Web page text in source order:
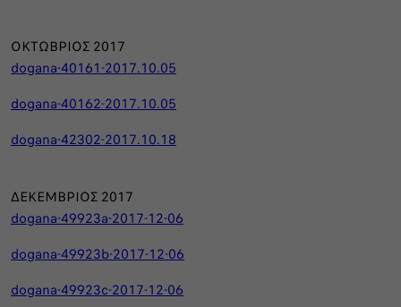
ΟΚΤΩΒΡΙΟΣ 2017
dogana-40161-2017.10.05
dogana-40162-2017.10.05
dogana-42302-2017.10.18
ΔΕΚΕΜΒΡΙΟΣ 2017
dogana-49923a-2017-12-06
dogana-49923b-2017-12-06
dogana-49923c-2017-12-06